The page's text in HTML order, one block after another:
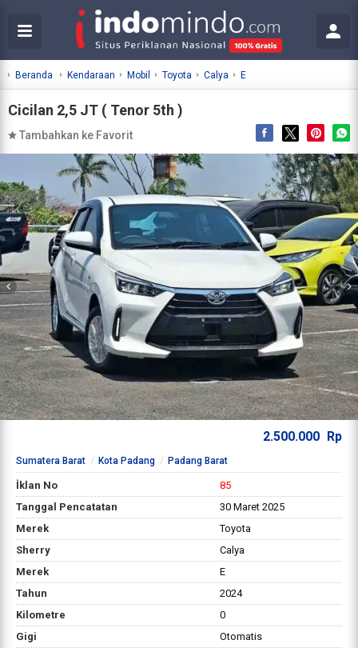
Beranda Kendaraan Mobil Toyota Calya E
Cicilan 2,5 JT ( Tenor 5th )
Tambahkan ke Favorit
2.500.000 Rp
Sumatera Barat Kota Padang Padang Barat
İklan No
85
Tanggal Pencatatan
30 Maret 2025
Merek
Toyota
Sherry
Calya
Merek
E
Tahun
2024
Kilometre
0
Gigi
Otomatis